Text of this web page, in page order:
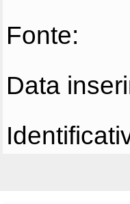
Fonte:
Data